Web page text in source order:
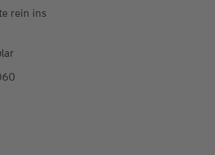
rein ins